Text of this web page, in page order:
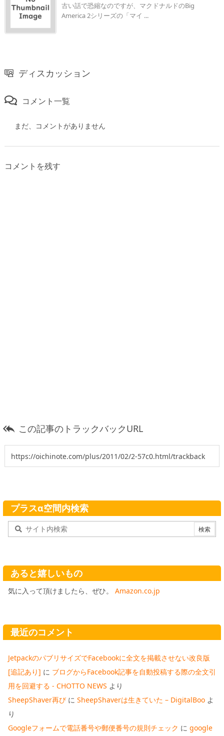
古い話で恐縮なのですが、マクドナルドのBig
America 2シリーズの「マイ ...
ディスカッション
コメント一覧
まだ、コメントがありません
コメントを残す
 この記事のトラックバックURL
プラスα空間内検索
あると嬉しいもの
気に入って頂けましたら、ぜひ。 Amazon.co.jp
最近のコメント
JetpackのパブリサイズでFacebookに全文を掲載させない改良版
[追記あり] に ブログからFacebook記事を自動投稿する際の全文引
用を回避する - CHOTTO NEWS より
SheepShaver再び に SheepShaverは生きていた – DigitalBoo よ
り
Googleフォームで電話番号や郵便番号の規則チェック に google